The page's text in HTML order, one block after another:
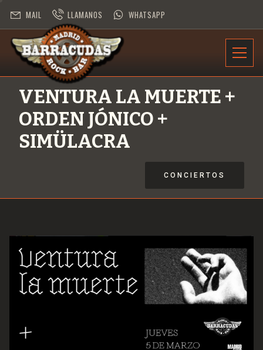
MAIL LLAMANOS WHATSAPP
VENTURA LA MUERTE +
ORDEN JÓNICO +
SIMÜLACRA
CONCIERTOS
PROGRAMACIÓN
DESAFÍO ROCK